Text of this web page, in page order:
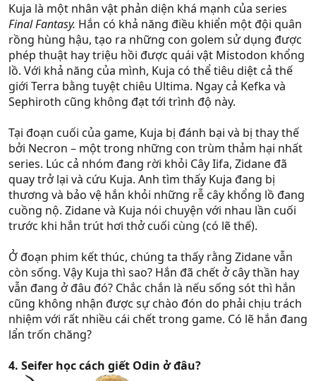
Kuja là một nhân vật phản diện khá mạnh của series
Final Fantasy. Hắn có khả năng điều khiển một đội quân
rồng hùng hậu, tạo ra những con golem sử dụng được
phép thuật hay triệu hồi được quái vật Mistodon khổng
lồ. Với khả năng của mình, Kuja có thể tiêu diệt cả thế
giới Terra bằng tuyệt chiêu Ultima. Ngay cả Kefka và
Sephiroth cũng không đạt tới trình độ này.
Tại đoạn cuối của game, Kuja bị đánh bại và bị thay thế
bởi Necron – một trong những con trùm thảm hại nhất
series. Lúc cả nhóm đang rời khỏi Cây Iifa, Zidane đã
quay trở lại và cứu Kuja. Anh tìm thấy Kuja đang bị
thương và bảo vệ hắn khỏi những rễ cây khổng lồ đang
cuồng nộ. Zidane và Kuja nói chuyện với nhau lần cuối
trước khi hắn trút hơi thở cuối cùng (có lẽ thế).
Ở đoạn phim kết thúc, chúng ta thấy rằng Zidane vẫn
còn sống. Vậy Kuja thì sao? Hắn đã chết ở cây thần hay
vẫn đang ở đâu đó? Chắc chắn là nếu sống sót thì hắn
cũng không nhận được sự chào đón do phải chịu trách
nhiệm với rất nhiều cái chết trong game. Có lẽ hắn đang
lẩn trốn chăng?
4. Seifer học cách giết Odin ở đâu?